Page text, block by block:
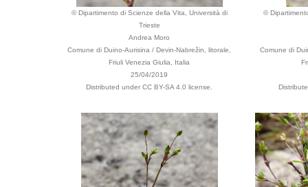
© Dipartimento di Scienze della Vita, Università di
Trieste
Andrea Moro
Comune di Duino-Aurisina / Devin-Nabrežin, litorale,
Friuli Venezia Giulia, Italia
25/04/2019
Distributed under CC BY-SA 4.0 license.
©
Comune di